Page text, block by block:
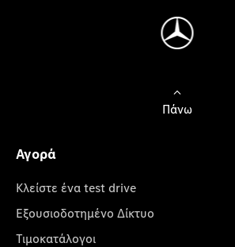
Πάνω
Αγορά
Κλείστε ένα test drive
Εξουσιοδοτημένο Δίκτυο
Τιμοκατάλογοι